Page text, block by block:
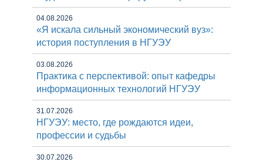
04.08.2026
«Я искала сильный экономический вуз»:
история поступления в НГУЭУ
03.08.2026
Практика с перспективой: опыт кафедры
информационных технологий НГУЭУ
31.07.2026
НГУЭУ: место, где рождаются идеи,
профессии и судьбы
30.07.2026